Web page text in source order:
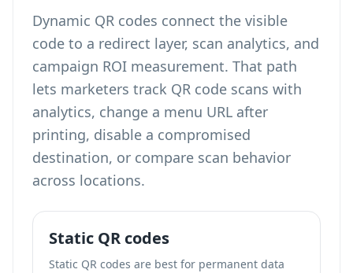
Dynamic QR codes connect the visible
code to a redirect layer, scan analytics, and
campaign ROI measurement. That path
lets marketers track QR code scans with
analytics, change a menu URL after
printing, disable a compromised
destination, or compare scan behavior
across locations.
Static QR codes
Static QR codes are best for permanent data